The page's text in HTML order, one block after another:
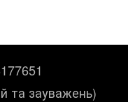
та зауважень)